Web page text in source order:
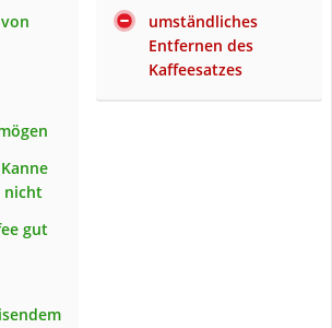
nicht
gut
umständliches
Entfernen des
Kaffeesatzes